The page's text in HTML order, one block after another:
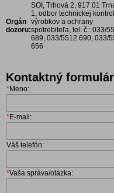
Orgán
dozoru:
SOI, Trhová 2, 917 01
1, odbor technickej
výrobkov a ochrany
spotrebiteľa, tel. č.: 033/
689, 033/5512 690, 033/
656
Kontaktný formulár
*Meno:
*E-mail:
Váš telefón:
*Vaša správa/otázka: